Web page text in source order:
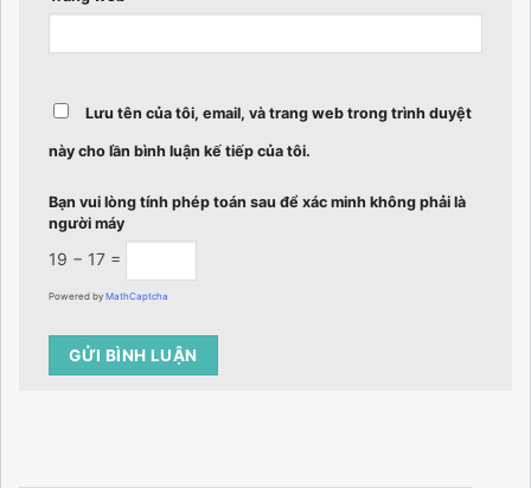
Lưu tên của tôi, email, và trang web trong trình duyệt
này cho lần bình luận kế tiếp của tôi.
Bạn vui lòng tính phép toán sau để xác minh không phải là
người máy
19 − 17 =
Powered by MathCaptcha